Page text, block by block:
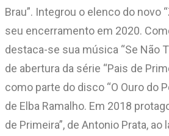
Brau”. Integrou o elenco do novo
seu encerramento em 2020.
destaca-se sua música “Se Não
de abertura da série “Pais de
como parte do disco “O Ouro do
de Elba Ramalho. Em 2018
de Primeira”, de Antonio Prata, ao